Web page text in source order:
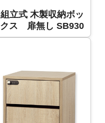
組立式 木製収納ボッ
クス 扉無し SB930